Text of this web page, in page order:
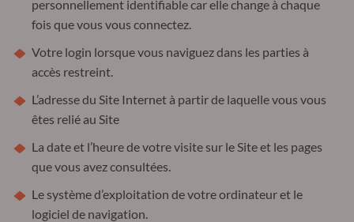
personnellement identifiable car elle change à chaque
fois que vous vous connectez.
Votre login lorsque vous naviguez dans les parties à
accès restreint.
L’adresse du Site Internet à partir de laquelle vous vous
êtes relié au Site
La date et l’heure de votre visite sur le Site et les pages
que vous avez consultées.
Le système d’exploitation de votre ordinateur et le
logiciel de navigation.